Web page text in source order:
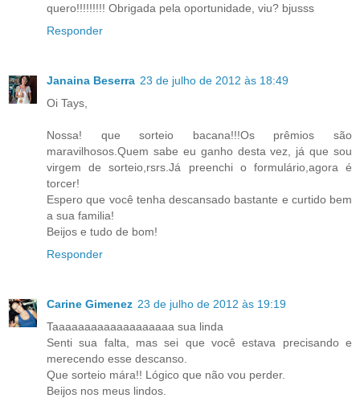
quero!!!!!!!!! Obrigada pela oportunidade, viu? bjusss
Responder
Janaina Beserra 23 de julho de 2012 às 18:49
Oi Tays,
Nossa! que sorteio bacana!!!Os prêmios são
maravilhosos.Quem sabe eu ganho desta vez, já que sou
virgem de sorteio,rsrs.Já preenchi o formulário,agora é
torcer!
Espero que você tenha descansado bastante e curtido bem
a sua familia!
Beijos e tudo de bom!
Responder
Carine Gimenez 23 de julho de 2012 às 19:19
Taaaaaaaaaaaaaaaaaaa sua linda
Senti sua falta, mas sei que você estava precisando e
merecendo esse descanso.
Que sorteio mára!! Lógico que não vou perder.
Beijos nos meus lindos.